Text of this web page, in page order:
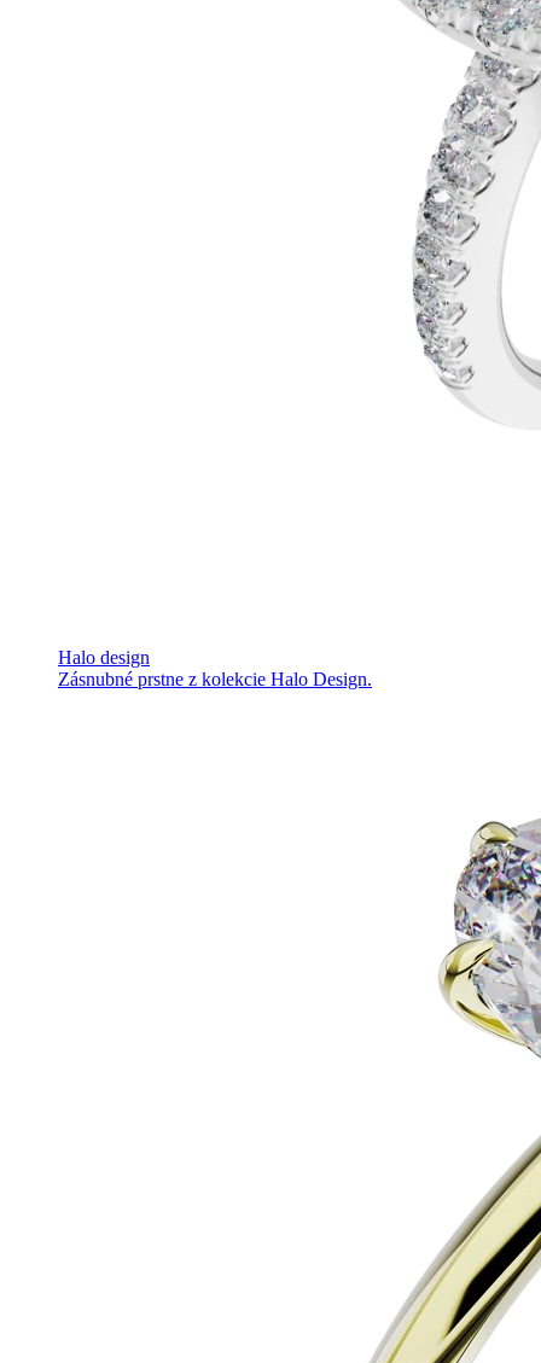
Halo design
Zásnubné prstne z kolekcie Halo Design.